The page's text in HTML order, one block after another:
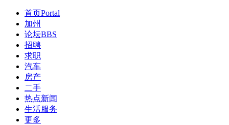
首页Portal
加州
论坛BBS
招聘
求职
汽车
房产
二手
热点新闻
生活服务
更多